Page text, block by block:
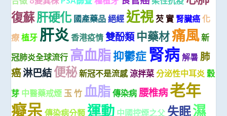
復蘇肝硬化 國產藥品 絕經 近視 芡 實 腎臟癌 化
療 植牙 肝炎香港疫情 雙酚類 中藥材痛風新
冠肺炎全球流行 高血脂抑鬱症 腎病 解暑 肺
癌淋巴結便秘新冠不是流感涼拌菜 分泌性中耳炎 穀
芽 中醫藥戒煙 玉 竹 血脂 傳染病 腰椎病老年
癡呆 傳染病分類 運動 中國控煙之父 失眠濕